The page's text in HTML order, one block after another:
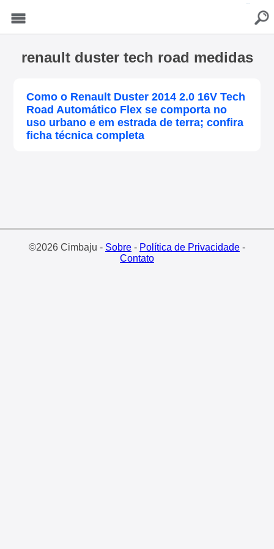
renault duster tech road medidas
Como o Renault Duster 2014 2.0 16V Tech
Road Automático Flex se comporta no
uso urbano e em estrada de terra; confira
ficha técnica completa
©2026 Cimbaju - Sobre- Política de Privacidade-
Contato